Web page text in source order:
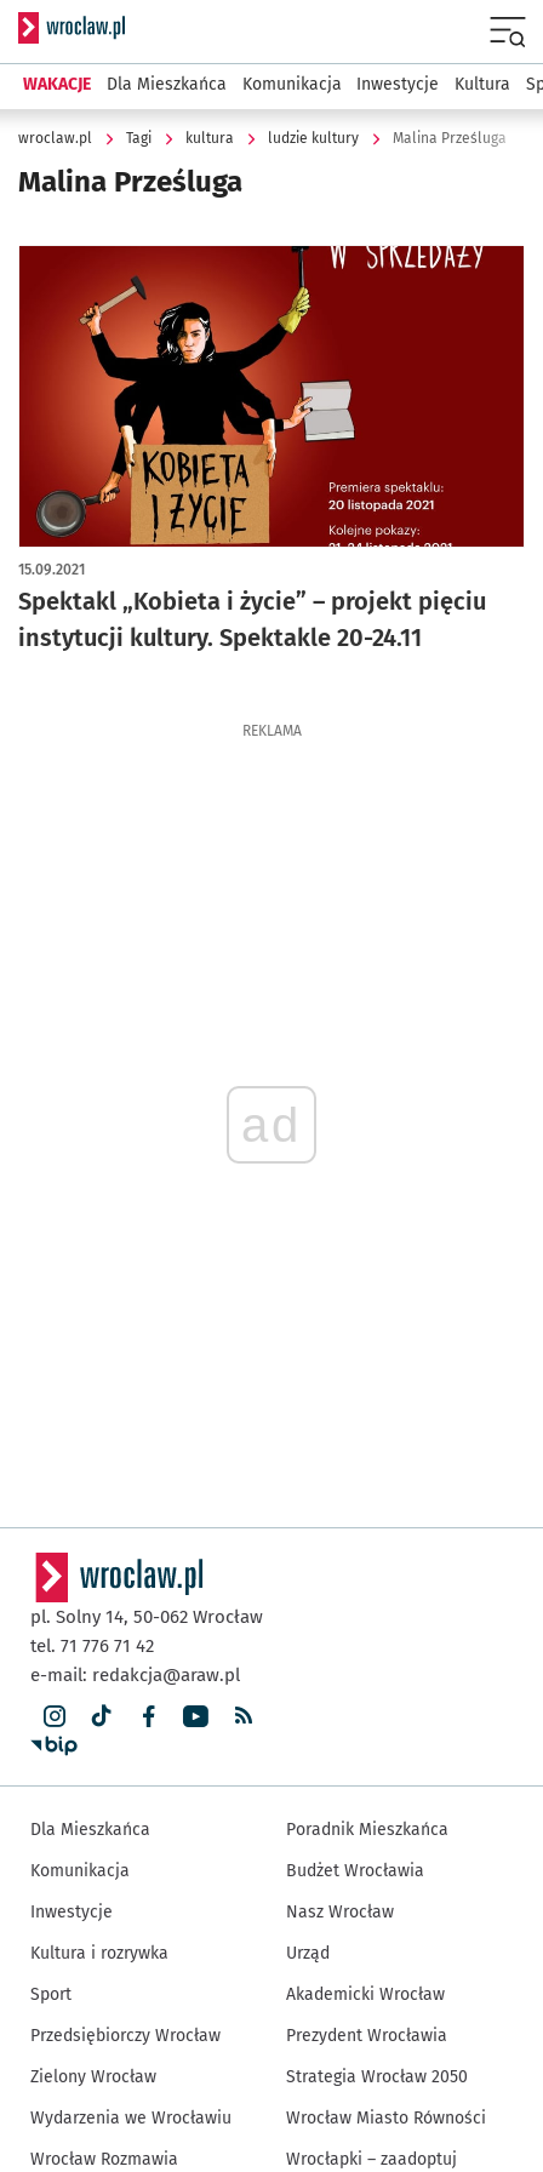
Serwis informacyjny wroclaw.pl
WAKACJE Dla Mieszkańca Komunikacja Inwestycje Kultura
wroclaw.pl Tagi kultura ludzie kultury Malina Prześluga
Malina Prześluga
Spektakl „Kobieta i życie” – projekt pięciu
instytucji kultury. Spektakle 20-24.11
15.09.2021
REKLAMA
ad
pl. Solny 14, 50-062 Wrocław
tel. 71 776 71 42
e-mail: redakcja@araw.pl
Dla Mieszkańca
Komunikacja
Inwestycje
Kultura i rozrywka
Sport
Przedsiębiorczy Wrocław
Zielony Wrocław
Wydarzenia we Wrocławiu
Wrocław Rozmawia
Poradnik Mieszkańca
Budżet Wrocławia
Nasz Wrocław
Urząd
Akademicki Wrocław
Prezydent Wrocławia
Strategia Wrocław 2050
Wrocław Miasto Równości
Wrocłapki – zaadoptuj